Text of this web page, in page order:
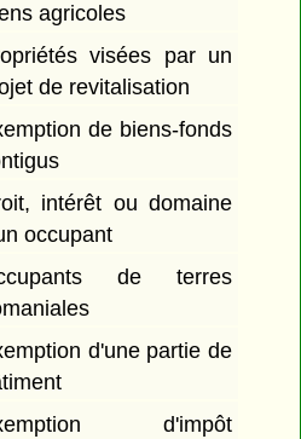
agricoles
visées par un
de revitalisation
de biens-fonds
intérêt ou domaine
occupant
de terres
d'une partie de
d'impôt